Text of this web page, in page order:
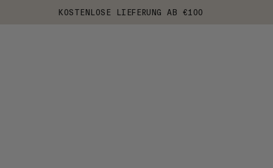
KOSTENLOSE LIEFERUNG AB €100